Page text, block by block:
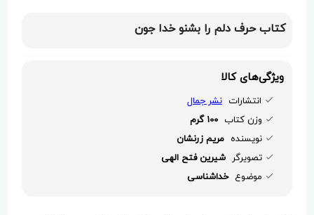
کتاب حرف دلم را بشنو خدا جون
ویژگی‌های کالا
انتشارات نشر جمال
وزن کتاب 100 گرم
نویسنده مریم زرنشان
تصویرگر شیرین فتح الهی
موضوع خداشناسی